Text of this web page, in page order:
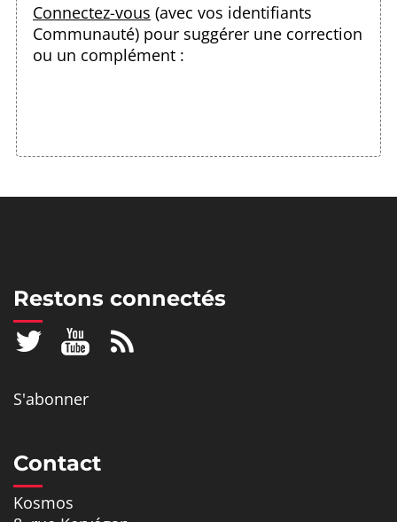
Connectez-vous (avec vos identifiants
Communauté) pour suggérer une correction
ou un complément :
Restons connectés
S'abonner
Contact
Kosmos